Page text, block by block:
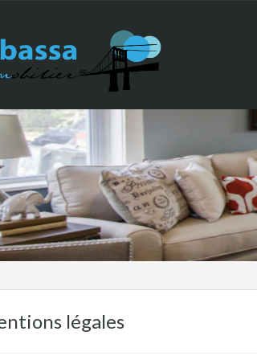
légales